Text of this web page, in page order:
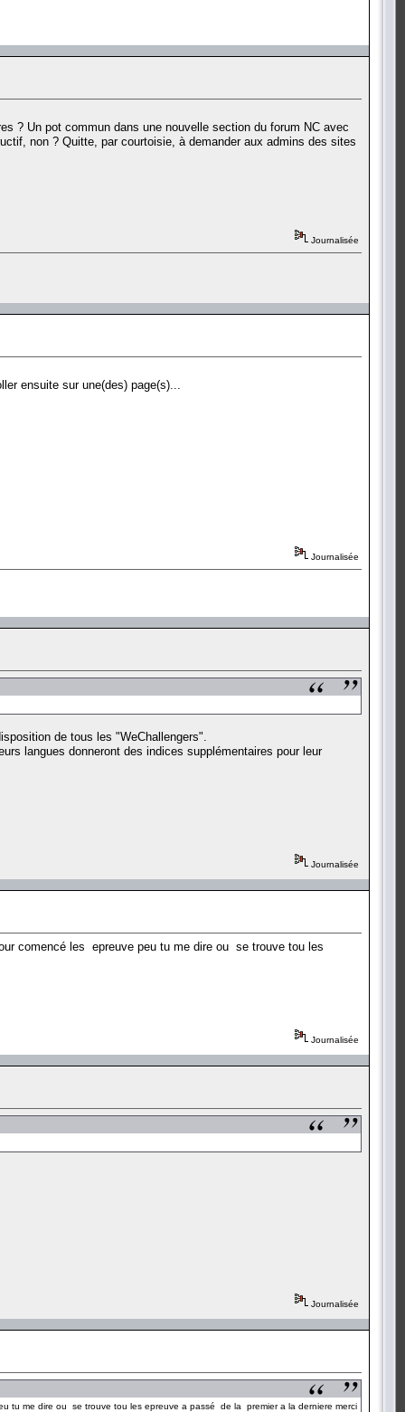
? Un pot commun dans une nouvelle section du forum NC avec
non ? Quitte, par courtoisie, à demander aux admins des sites
Journalisée
ensuite sur une(des) page(s)...
Journalisée
de tous les "WeChallengers".
langues donneront des indices supplémentaires pour leur
Journalisée
comencé les epreuve peu tu me dire ou se trouve tou les
Journalisée
Journalisée
tu me dire ou se trouve tou les epreuve a passé de la premier a la derniere merci